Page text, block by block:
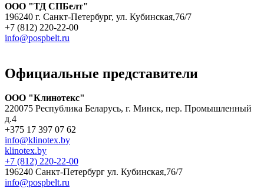
ООО "ТД СПБелт"
196240 г. Санкт-Петербург, ул. Кубинская,76/7
+7 (812) 220-22-00
info@pospbelt.ru
Официальные представители
ООО "Клинотекс"
220075 Республика Беларусь, г. Минск, пер. Промышленный
д.4
+375 17 397 07 62
info@klinotex.by
klinotex.by
+7 (812) 220-22-00
196240 Санкт-Петербург ул. Кубинская,76/7
info@pospbelt.ru